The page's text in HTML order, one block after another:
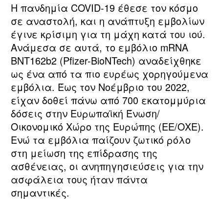
τις
Διακυμάνσεις
Παρτίδων
Η πανδημία COVID-19 έθεσε τον κόσμο
σε αναστολή, και η ανάπτυξη εμβολίων
έγινε κρίσιμη για τη μάχη κατά του ιού.
Ανάμεσα σε αυτά, το εμβόλιο mRNA
BNT162b2 (Pfizer-BioNTech) αναδείχθηκε
ως ένα από τα πιο ευρέως χορηγούμενα
εμβόλια. Έως τον Νοέμβριο του 2022,
είχαν δοθεί πάνω από 700 εκατομμύρια
δόσεις στην Ευρωπαϊκή Ένωση/
Οικονομικό Χώρο της Ευρώπης (ΕΕ/ΟΧΕ).
Ενώ τα εμβόλια παίζουν ζωτικό ρόλο
στη μείωση της επίδρασης της
ασθένειας, οι ανηπηγησιεύσεις για την
ασφάλεια τους ήταν πάντα
σημαντικές.